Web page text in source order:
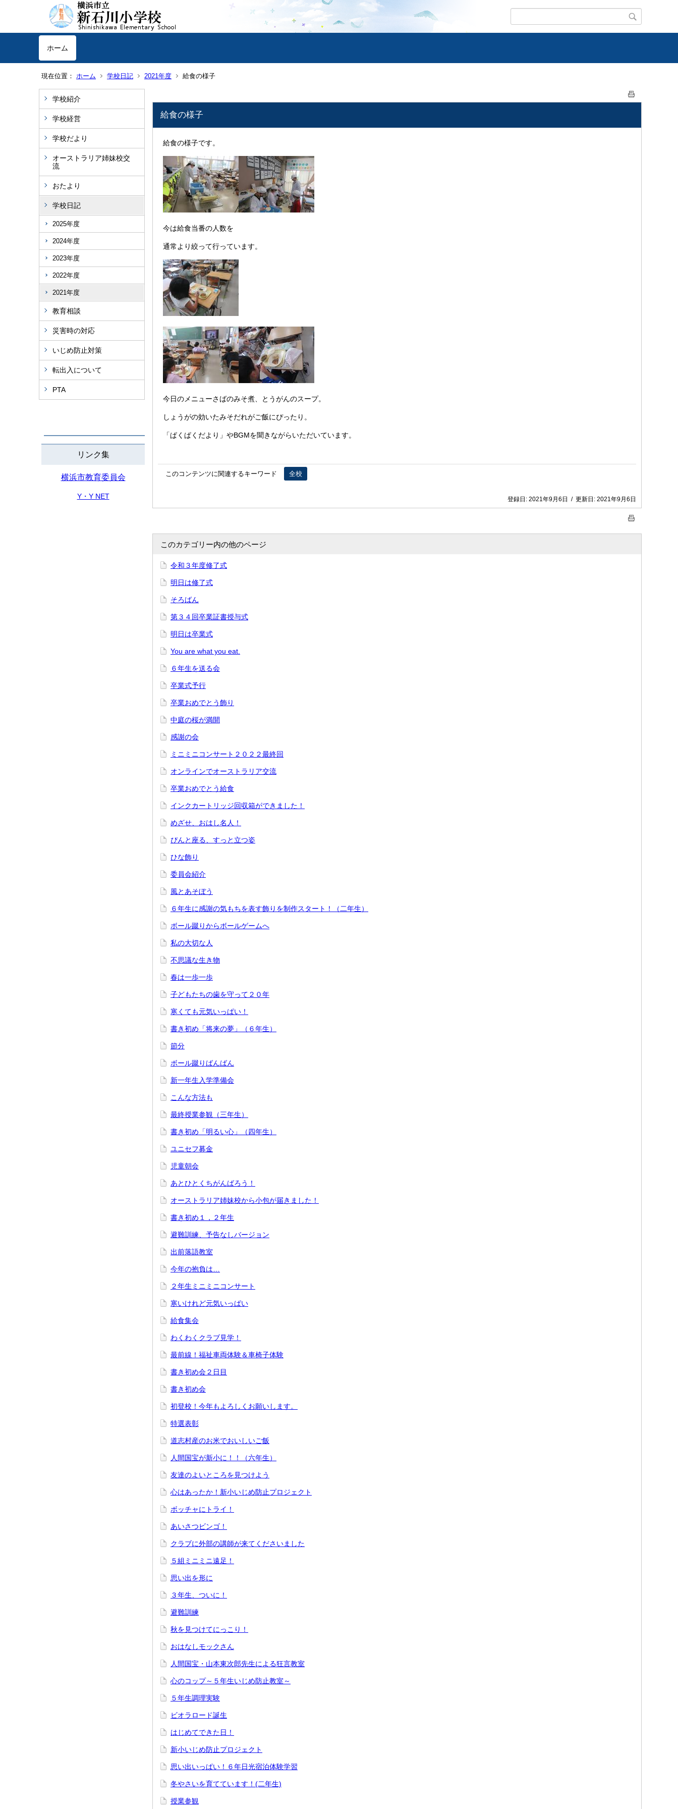
ホーム
現在位置： ホーム 学校日記 2021年度 給食の様子
学校紹介
学校経営
学校だより
オーストラリア姉妹校交
流
おたより
学校日記
2025年度
2024年度
2023年度
2022年度
2021年度
教育相談
災害時の対応
いじめ防止対策
転出入について
PTA
リンク集
横浜市教育委員会
Y・Y NET
給食の様子
給食の様子です。
今は給食当番の人数を
通常より絞って行っています。
今日のメニューさばのみそ煮、とうがんのスープ。
しょうがの効いたみそだれがご飯にぴったり。
「ぱくぱくだより」やBGMを聞きながらいただいています。
このコンテンツに関連するキーワード 全校
登録日: 2021年9月6日 / 更新日: 2021年9月6日
このカテゴリー内の他のページ
令和３年度修了式
明日は修了式
そろばん
第３４回卒業証書授与式
明日は卒業式
You are what you eat.
６年生を送る会
卒業式予行
卒業おめでとう飾り
中庭の桜が満開
感謝の会
ミニミニコンサート２０２２最終回
オンラインでオーストラリア交流
卒業おめでとう給食
インクカートリッジ回収箱ができました！
めざせ、おはし名人！
ぴんと座る、すっと立つ姿
ひな飾り
委員会紹介
風とあそぼう
６年生に感謝の気もちを表す飾りを制作スタート！（二年生）
ボール蹴りからボールゲームへ
私の大切な人
不思議な生き物
春は一歩一歩
子どもたちの歯を守って２０年
寒くても元気いっぱい！
書き初め「将来の夢」（６年生）
節分
ボール蹴りばんばん
新一年生入学準備会
こんな方法も
最終授業参観（三年生）
書き初め「明るい心」（四年生）
ユニセフ募金
児童朝会
あとひとくちがんばろう！
オーストラリア姉妹校から小包が届きました！
書き初め１，２年生
避難訓練、予告なしバージョン
出前落語教室
今年の抱負は…
２年生ミニミニコンサート
寒いけれど元気いっぱい
給食集会
わくわくクラブ見学！
最前線！福祉車両体験＆車椅子体験
書き初め会２日目
書き初め会
初登校！今年もよろしくお願いします。
特選表彰
道志村産のお米でおいしいご飯
人間国宝が新小に！！（六年生）
友達のよいところを見つけよう
心はあったか！新小いじめ防止プロジェクト
ボッチャにトライ！
あいさつビンゴ！
クラブに外部の講師が来てくださいました
５組ミニミニ遠足！
思い出を形に
３年生、ついに！
避難訓練
秋を見つけてにっこり！
おはなしモックさん
人間国宝・山本東次郎先生による狂言教室
心のコップ～５年生いじめ防止教室～
５年生調理実験
ビオラロード誕生
はじめてできた日！
新小いじめ防止プロジェクト
思い出いっぱい！６年日光宿泊体験学習
冬やさいを育てています！(二年生)
授業参観